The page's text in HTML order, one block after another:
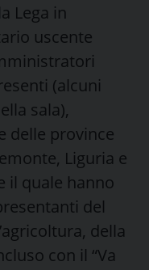
Lega in
uscente
(alcuni
sala),
delle province
Liguria e
il quale hanno
del
della
con il “Va